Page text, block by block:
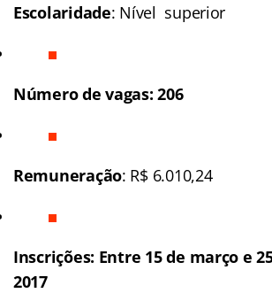
Escolaridade: Nível superior
Número de vagas: 206
Remuneração: R$ 6.010,24
Inscrições: Entre 15 de março e
2017